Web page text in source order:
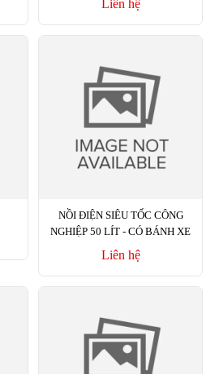
Liên hệ
NỒI ĐIỆN SIÊU TỐC CÔNG
NGHIỆP 50 LÍT - CÓ BÁNH XE
Liên hệ